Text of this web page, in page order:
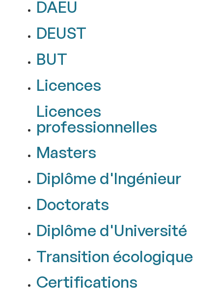
DAEU
DEUST
BUT
Licences
Licences
professionnelles
Masters
Diplôme d'Ingénieur
Doctorats
Diplôme d'Université
Transition écologique
Certifications